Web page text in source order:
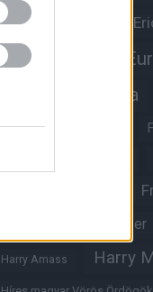
Érdekességek
Erik ten Hag
FA-kupa
Felkészülési túra 2022
Glazer
Harry Amass Harry